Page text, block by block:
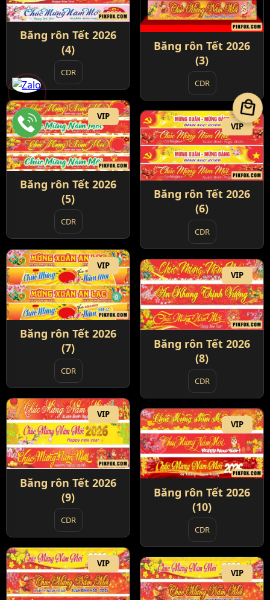
Băng rôn Tết 2026
(3)
CDR
Băng rôn Tết 2026
(4)
CDR
VIP
Băng rôn Tết 2026
(5)
CDR
VIP
Băng rôn Tết 2026
(6)
CDR
VIP
Băng rôn Tết 2026
(7)
CDR
VIP
Băng rôn Tết 2026
(8)
CDR
VIP
Băng rôn Tết 2026
(9)
CDR
VIP
Băng rôn Tết 2026
(10)
CDR
VIP
VIP
local_mall